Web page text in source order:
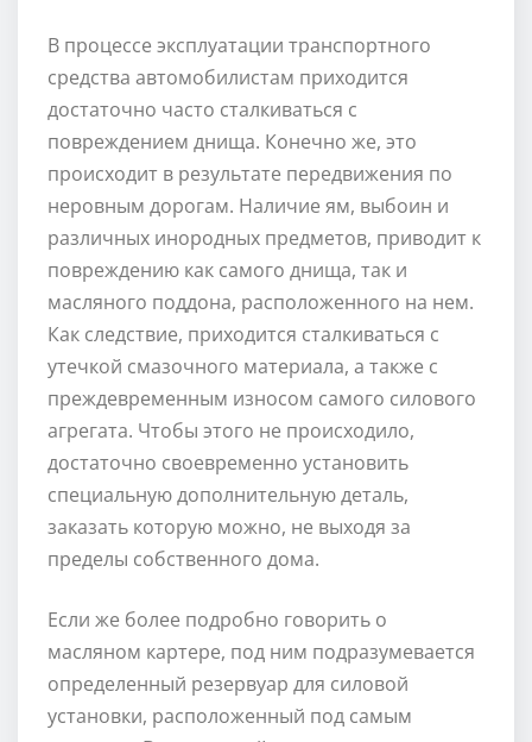
В процессе эксплуатации транспортного
средства автомобилистам приходится
достаточно часто сталкиваться с
повреждением днища. Конечно же, это
происходит в результате передвижения по
неровным дорогам. Наличие ям, выбоин и
различных инородных предметов, приводит к
повреждению как самого днища, так и
масляного поддона, расположенного на нем.
Как следствие, приходится сталкиваться с
утечкой смазочного материала, а также с
преждевременным износом самого силового
агрегата. Чтобы этого не происходило,
достаточно своевременно установить
специальную дополнительную деталь,
заказать которую можно, не выходя за
пределы собственного дома.
Если же более подробно говорить о
масляном картере, под ним подразумевается
определенный резервуар для силовой
установки, расположенный под самым